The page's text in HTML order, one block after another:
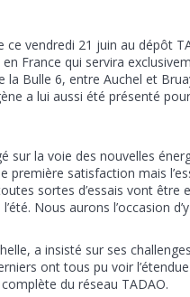
ce vendredi 21 juin au dépôt
France qui servira
la Bulle 6, entre Auchel et
a lui aussi été présenté
sur la voie des nouvelles
satisfaction mais
sortes d’essais vont être
Nous aurons l’occasion
a insisté sur ses
ont tous pu voir
du réseau TADAO.